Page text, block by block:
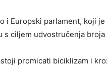
i Europski parlament, koji
s ciljem udvostručenja
promicati biciklizam i